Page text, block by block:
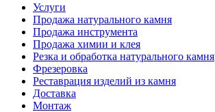
Услуги
Продажа натурального камня
Продажа инструмента
Продажа химии и клея
Резка и обработка натурального камня
Фрезеровка
Реставрация изделий из камня
Доставка
Монтаж